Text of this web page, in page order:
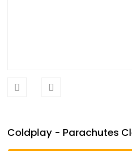
Coldplay - Parachutes